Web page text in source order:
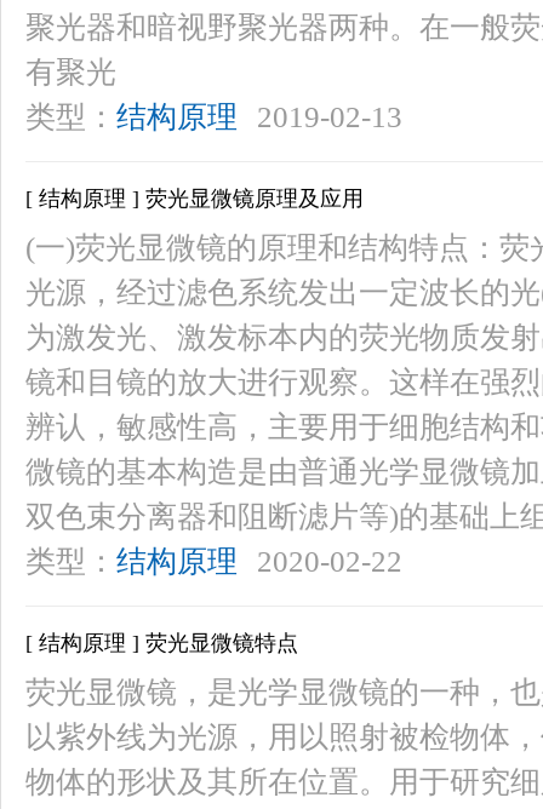
聚光器和暗视野聚光器两种。在一般
有聚光
类型： 结构原理 2019-02-13
[ 结构原理 ] 荧光显微镜原理及应用
(一)荧光显微镜的原理和结构特点：
光源，经过滤色系统发出一定波长的
为激发光、激发标本内的荧光物质发
镜和目镜的放大进行观察。这样在强
辨认，敏感性高，主要用于细胞结构
微镜的基本构造是由普通光学显微镜
双色束分离器和阻断滤片等)的基础
类型： 结构原理 2020-02-22
[ 结构原理 ] 荧光显微镜特点
荧光显微镜，是光学显微镜的一种，
以紫外线为光源，用以照射被检物体
物体的形状及其所在位置。用于研究